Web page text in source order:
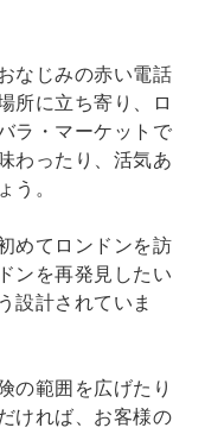
なじみの赤い電話
所に立ち寄り、ロ
ラ・マーケットで
わったり、活気あ
う。
めてロンドンを訪
ンを再発見したい
設計されていま
の範囲を広げたり
ければ、お客様の